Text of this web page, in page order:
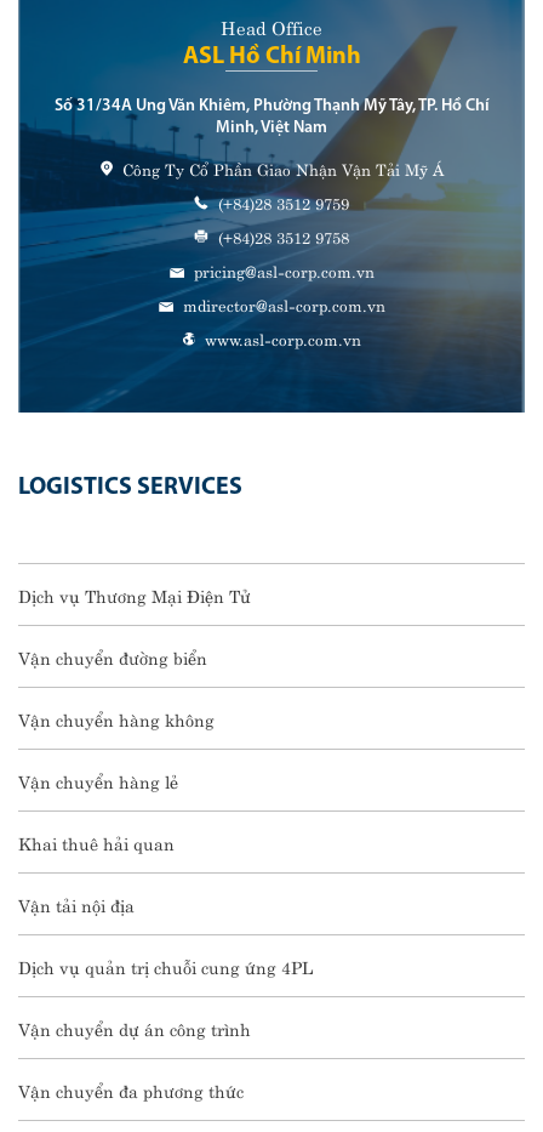
Head Office
ASL Hồ Chí Minh
Số 31/34A Ung Văn Khiêm, Phường Thạnh Mỹ Tây, TP. Hồ Chí
Minh, Việt Nam
Công Ty Cổ Phần Giao Nhận Vận Tải Mỹ Á
(+84)28 3512 9759
(+84)28 3512 9758
pricing@asl-corp.com.vn
mdirector@asl-corp.com.vn
www.asl-corp.com.vn
LOGISTICS SERVICES
Dịch vụ Thương Mại Điện Tử
Vận chuyển đường biển
Vận chuyển hàng không
Vận chuyển hàng lẻ
Khai thuê hải quan
Vận tải nội địa
Dịch vụ quản trị chuỗi cung ứng 4PL
Vận chuyển dự án công trình
Vận chuyển đa phương thức